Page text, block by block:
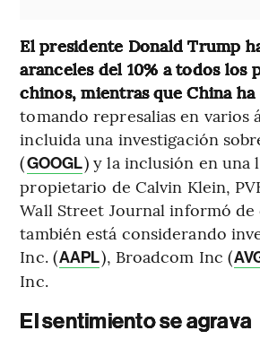
El presidente Donald Trump
aranceles del 10% a todos los
chinos, mientras que China
tomando represalias en varios
incluida una investigación
(GOOGL) y la inclusión en una
propietario de Calvin Klein,
Wall Street Journal informó de
también está considerando
Inc. (AAPL), Broadcom Inc (
Inc.
El sentimiento se agrava